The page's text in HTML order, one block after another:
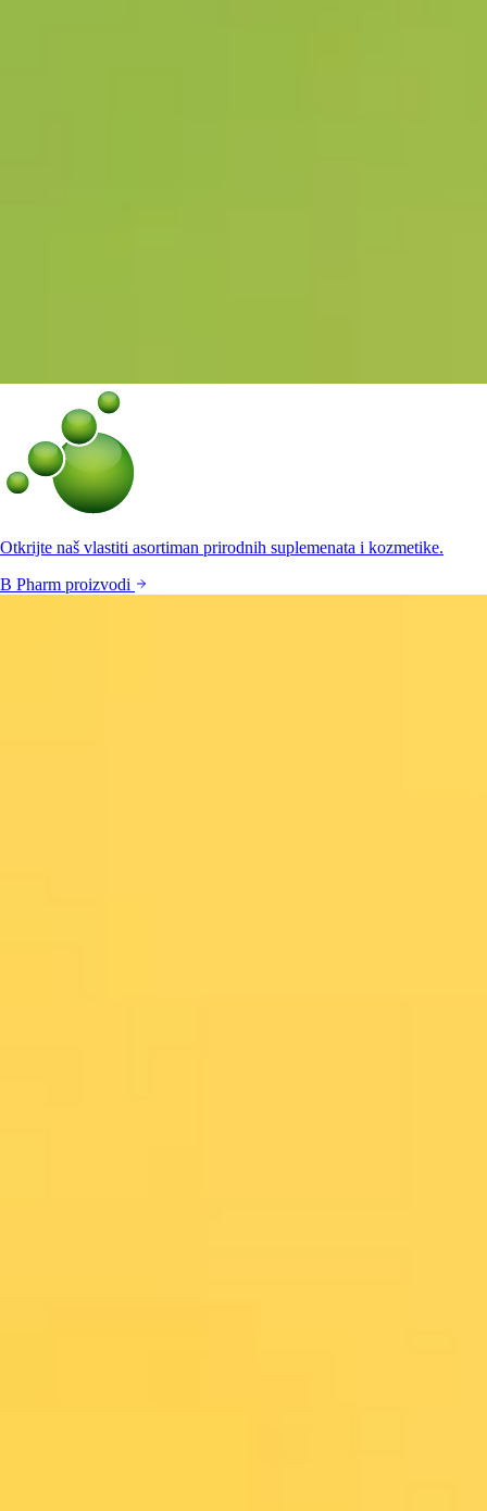
Otkrijte naš vlastiti asortiman prirodnih suplemenata i kozmetike.
B Pharm proizvodi